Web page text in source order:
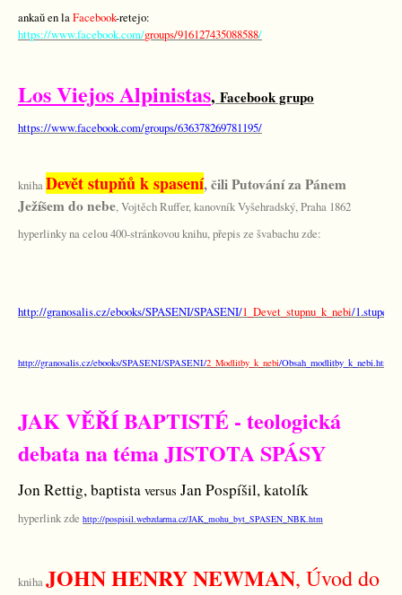
ankaŭ en laFacebook-retejo:
https://www.facebook.com/groups/916127435088588/
Los Viejos Alpinistas, Facebook grupo
https://www.facebook.com/groups/636378269781195/
knihaDevět stupňů k spasení, čili Putování za Pánem
Ježíšem do nebe, Vojtěch Ruffer, kanovník Vyšehradský, Praha 1862
hyperlinky na celou 400-stránkovou knihu, přepis ze švabachu zde:
http://granosalis.cz/ebooks/SPASENI/SPASENI/1_Devet_stupnu_k_nebi/
http://granosalis.cz/ebooks/SPASENI/SPASENI/2_Modlitby_k_nebi/Obsah_modlitby_k_nebi.htm
JAK VĚŘÍ BAPTISTÉ - teologická
debata na téma JISTOTA SPÁSY
JonRettig, baptista versus Jan Pospíšil, katolík
hyperlink zde http://pospisil.webzdarma.cz/JAK_mohu_byt_SPASEN_NBK.htm
knihaJOHN HENRY NEWMAN, Úvod do